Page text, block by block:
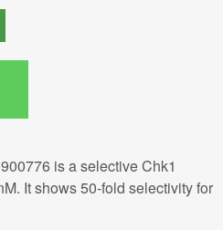
is a selective Chk1
It shows 50-fold selectivity for